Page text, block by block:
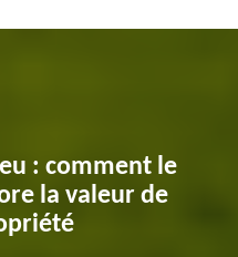
: comment le
la valeur de